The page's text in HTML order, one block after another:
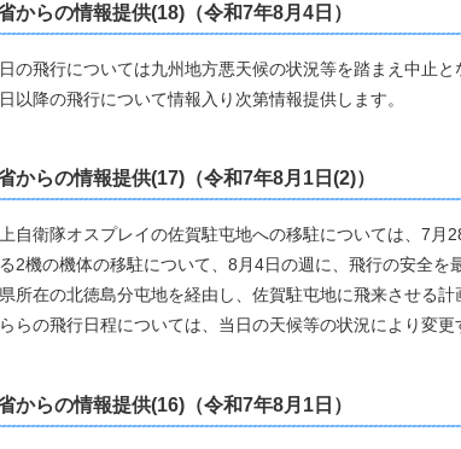
からの情報提供(18)（令和7年8月4日）
の飛行については九州地方悪天候の状況等を踏まえ中止と
以降の飛行について情報入り次第情報提供します。
からの情報提供(17)（令和7年8月1日(2)）
自衛隊オスプレイの佐賀駐屯地への移駐については、7月
2機の機体の移駐について、8月4日の週に、飛行の安全
所在の北徳島分屯地を経由し、佐賀駐屯地に飛来させる計
らの飛行日程については、当日の天候等の状況により変更
からの情報提供(16)（令和7年8月1日）